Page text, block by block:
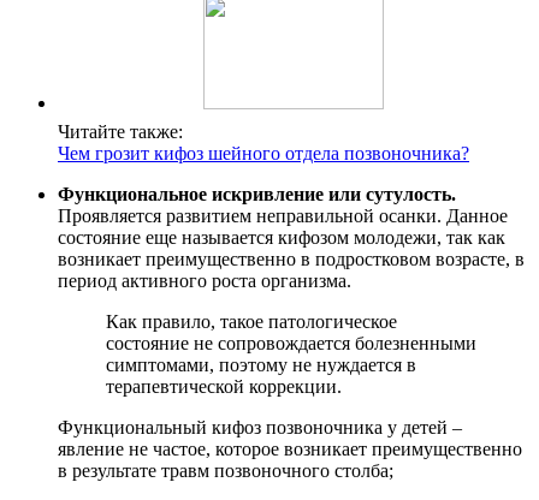
Читайте также:
Чем грозит кифоз шейного отдела позвоночника?
Функциональное искривление или сутулость.
Проявляется развитием неправильной осанки. Данное
состояние еще называется кифозом молодежи, так как
возникает преимущественно в подростковом возрасте, в
период активного роста организма.
Как правило, такое патологическое
состояние не сопровождается болезненными
симптомами, поэтому не нуждается в
терапевтической коррекции.
Функциональный кифоз позвоночника у детей –
явление не частое, которое возникает преимущественно
в результате травм позвоночного столба;